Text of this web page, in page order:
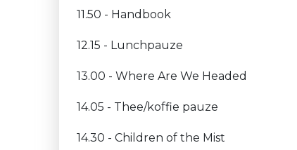
11.50 - Handbook
12.15 - Lunchpauze
13.00 - Where Are We Headed
14.05 - Thee/koffie pauze
14.30 - Children of the Mist